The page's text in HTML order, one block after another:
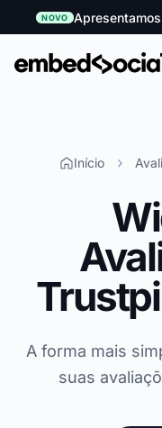
NOVO
Início
A forma mais
suas